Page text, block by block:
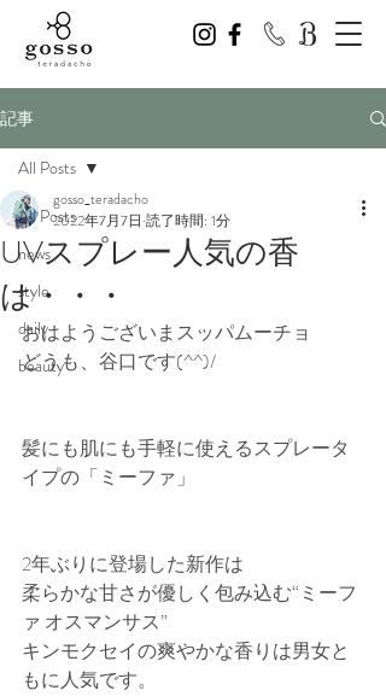
記事
All Posts
news
style
daily
beauty
All Posts
UVスプレー人気の香
は・・・
gosso_teradacho
2022年7月7日 読了時間: 1分
おはようございまスッパムーチョ
どうも、谷口です(^^)/
髪にも肌にも手軽に使えるスプレータ
イプの「ミーファ」
2年ぶりに登場した新作は
柔らかな甘さが優しく包み込む“ミーフ
ァ オスマンサス”
キンモクセイの爽やかな香りは男女と
もに人気です。